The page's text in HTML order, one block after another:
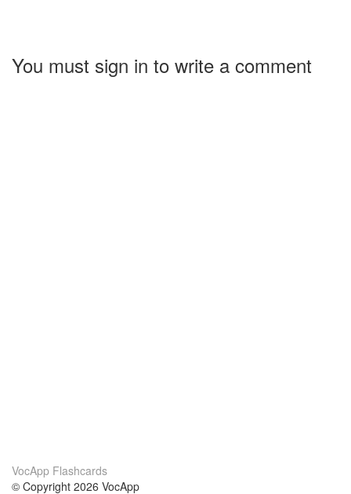
You must sign in to write a comment
VocApp Flashcards
© Copyright 2026 VocApp